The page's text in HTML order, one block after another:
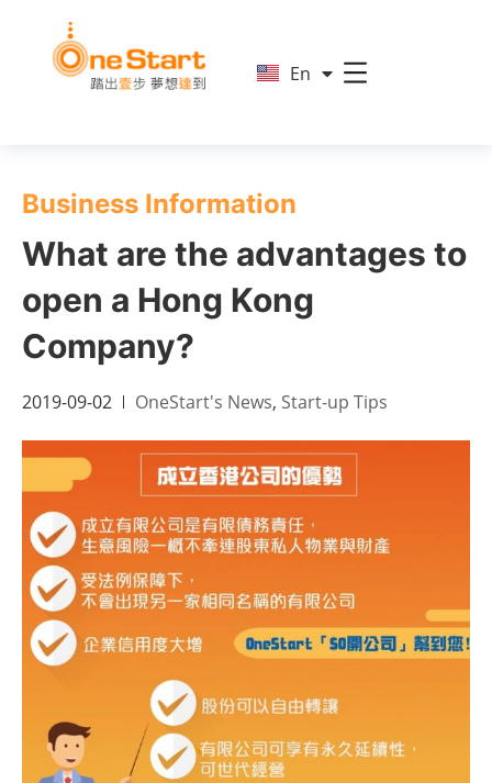
En
繁
Business Information
What are the advantages to
open a Hong Kong
Company?
2019-09-02 OneStart's News, Start-up Tips